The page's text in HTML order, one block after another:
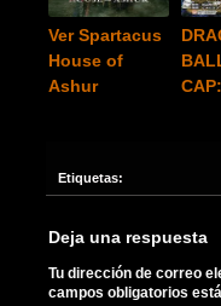
Ver Spartacus
House of
Ashur
Etiquetas:
Deja una respuesta
Tu dirección de correo
campos obligatorios